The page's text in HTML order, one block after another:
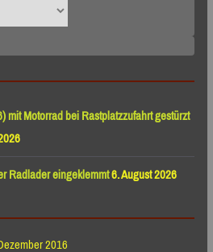
mit Motorrad bei Rastplatzzufahrt gestürzt
Radlader eingeklemmt6. August 2026
2016